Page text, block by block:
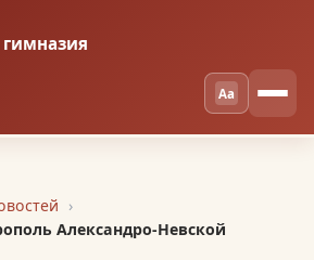
Aa
Александро-Невской